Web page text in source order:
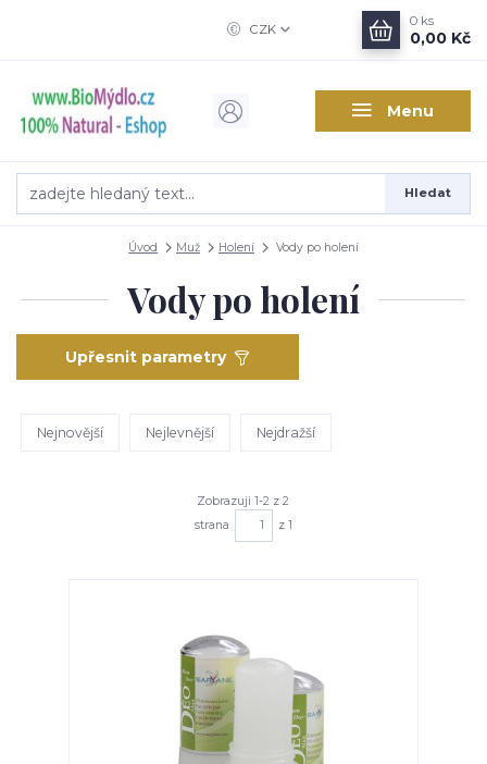
Menu
CZK
Hledat
0 ks
0,00 Kč
Úvod Muž Holení Vody po holení
Vody po holení
Upřesnit parametry
Nejnovější Nejlevnější Nejdražší
Zobrazuji 1-2 z 2
strana
z 1